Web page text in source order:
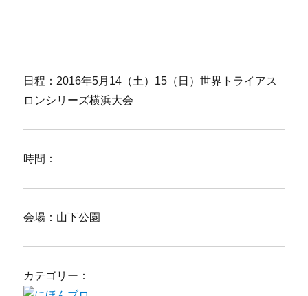
日程：2016年5月14（土）15（日）世界トライアス
ロンシリーズ横浜大会
時間：
会場：山下公園
カテゴリー：